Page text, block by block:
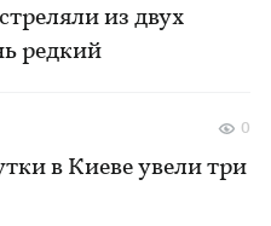
из двух
редкий
в Киеве увели три
0